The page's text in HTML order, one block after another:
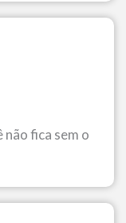
fica sem o